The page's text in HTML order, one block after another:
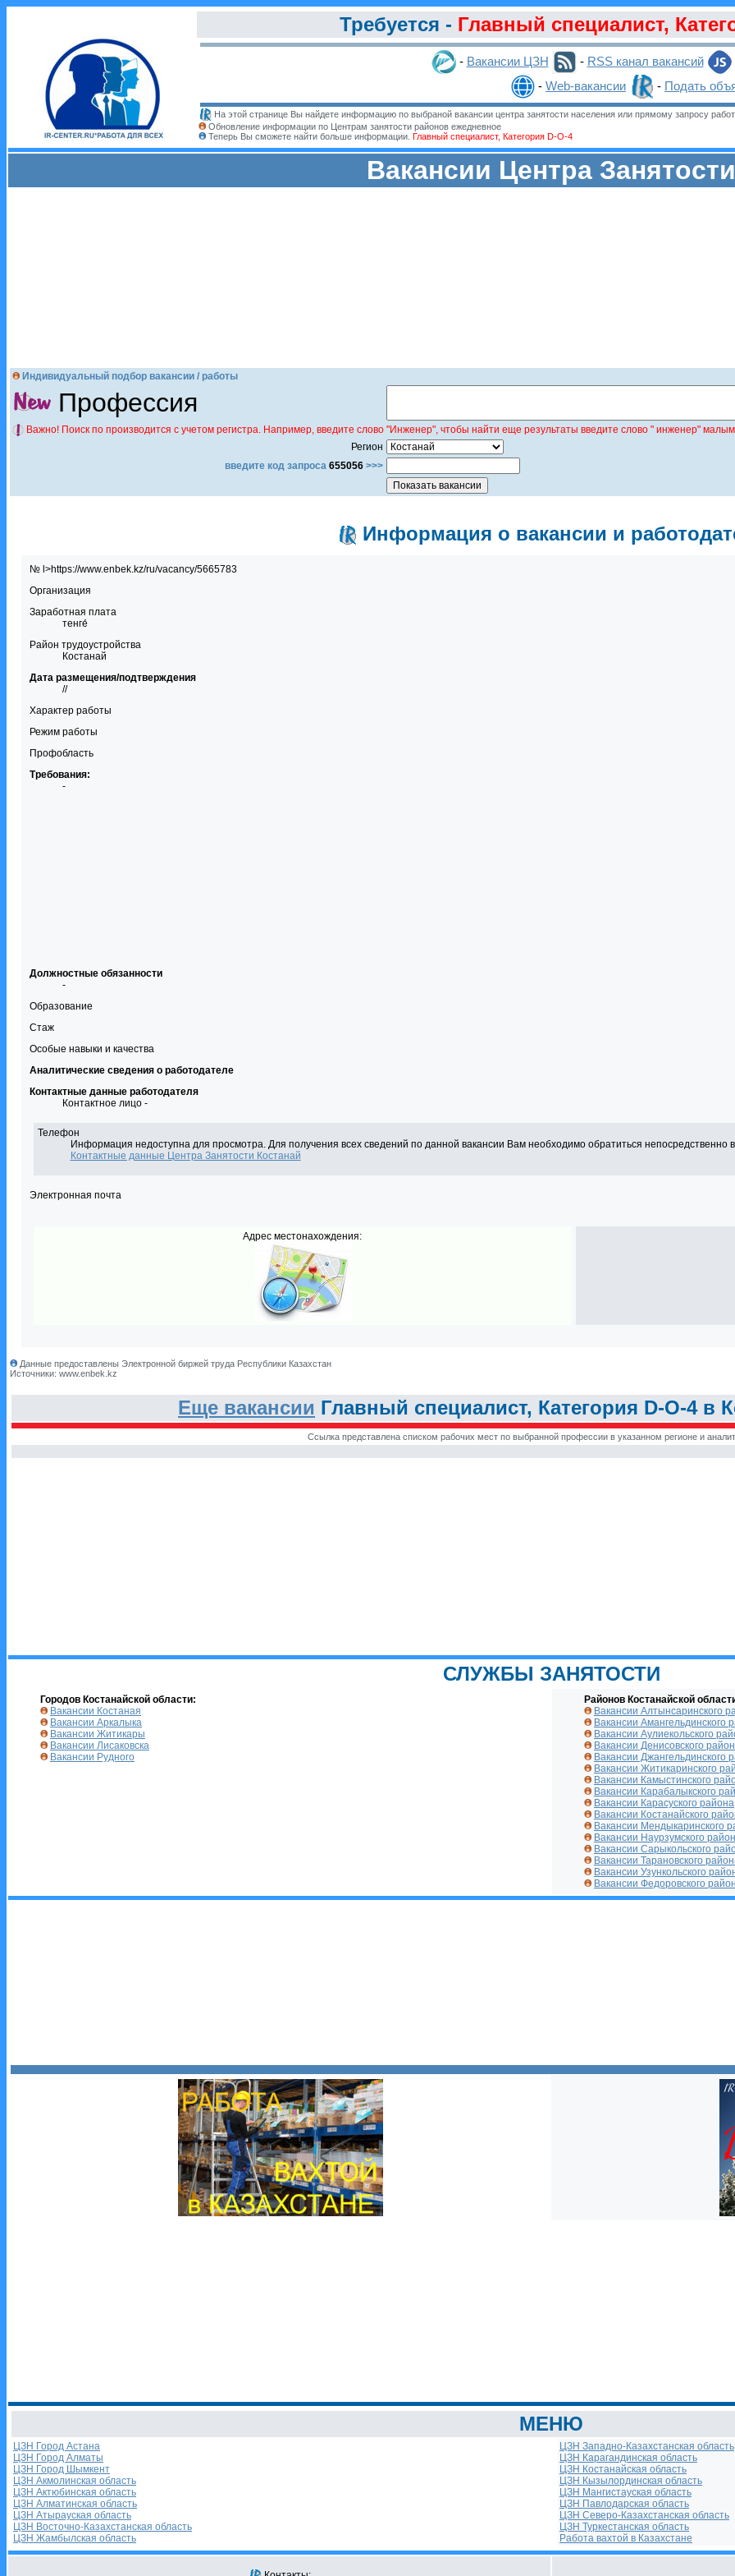
Требуется - Главный специалист,
- Вакансии ЦЗН - RSS канал вакансий
- Web-вакансии - Подать
На этой странице Вы найдете информацию по выбраной вакансии центра занятости населения или прямому запросу
Обновление информации по Центрам занятости районов ежедневное
Теперь Вы сможете найти больше информации. Главный специалист, Категория D-O-4
Вакансии Центра Занятости
Индивидуальный подбор вакансии / работы
Профессия
Важно! Поиск по производится с учетом регистра. Например, введите слово "Инженер", чтобы найти еще результаты введите слово " инженер"
Регион
введите код запроса 655056 >>>
Информация о вакансии и
№ l>https://www.enbek.kz/ru/vacancy/5665783
Организация
Заработная плата
тенге́
Район трудоустройства
Костанай
Дата размещения/подтверждения
//
Характер работы
Режим работы
Профобласть
Требования:
-
Должностные обязанности
-
Образование
Стаж
Особые навыки и качества
Аналитические сведения о работодателе
Контактные данные работодателя
Контактное лицо -
Телефон
Информация недоступна для просмотра. Для получения всех сведений по данной вакансии Вам необходимо обратиться
Контактные данные Центра Занятости Костанай
Электронная почта
Адрес местонахождения:
Данные предоставлены Электронной биржей труда Республики Казахстан
Источники: www.enbek.kz
Еще вакансии Главный специалист, Категория D-O-4 в
Ссылка представлена списком рабочих мест по выбранной профессии в указанном регионе и
СЛУЖБЫ ЗАНЯТОСТИ
Городов Костанайской области:
Вакансии Костаная
Вакансии Аркалыка
Вакансии Житикары
Вакансии Лисаковска
Вакансии Рудного
Районов Костанайской
Вакансии Алтынсаринского
Вакансии Амангельдинского
Вакансии Аулиекольского
Вакансии Денисовского
Вакансии Джангельдинского
Вакансии Житикаринского
Вакансии Камыстинского
Вакансии Карабалыкского
Вакансии Карасуского района
Вакансии Костанайского
Вакансии Мендыкаринского
Вакансии Наурзумского
Вакансии Сарыкольского
Вакансии Тарановского
Вакансии Узункольского
Вакансии Федоровского
МЕНЮ
ЦЗН Город Астана
ЦЗН Город Алматы
ЦЗН Город Шымкент
ЦЗН Акмолинская область
ЦЗН Актюбинская область
ЦЗН Алматинская область
ЦЗН Атырауская область
ЦЗН Восточно-Казахстанская область
ЦЗН Жамбылская область
ЦЗН Западно-Казахстанская область
ЦЗН Карагандинская область
ЦЗН Костанайская область
ЦЗН Кызылординская область
ЦЗН Мангистауская область
ЦЗН Павлодарская область
ЦЗН Северо-Казахстанская область
ЦЗН Туркестанская область
Работа вахтой в Казахстане